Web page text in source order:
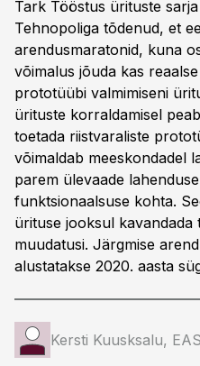
Tark Tööstus ürituste
Tehnopoliga tõdenud, et
arendusmaratonid, kuna
võimalus jõuda kas
prototüübi valmimiseni
ürituste korraldamisel
toetada riistvaraliste
võimaldab meeskondadel
parem ülevaade
funktsionaalsuse kohta.
ürituse jooksul kavandada
muudatusi. Järgmise
alustatakse 2020. aasta
Kersti Kuusksalu,